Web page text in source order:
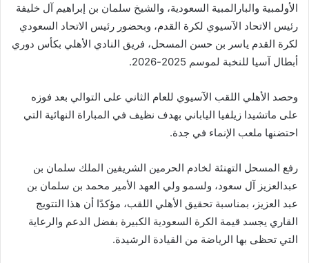
الأولمبية والبارالمبية السعودية، والشيخ سلمان بن إبراهيم آل خليفة
رئيس الاتحاد الآسيوي لكرة القدم، وبحضور رئيس الاتحاد السعودي
لكرة القدم ياسر بن حسن المسحل، فريق النادي الأهلي بكأس دوري
أبطال آسيا للنخبة لموسم 2025-2026.
وحصد الأهلي اللقب الآسيوي للعام الثاني على التوالي بعد فوزه
على ماتشيدا زيلفيا الياباني بهدف نظيف في المباراة النهائية التي
احتضنها ملعب الإنماء في جدة.
رفع المسحل التهنئة لخادم الحرمين الشريفين الملك سلمان بن
عبدالعزيز آل سعود، ولسمو ولي العهد الأمير محمد بن سلمان بن
عبد العزيز، بمناسبة تحقيق الأهلي اللقب، مؤكدًا أن هذا التتويج
القاري يجسد قيمة الكرة السعودية الكبيرة بفضل الدعم والرعاية
التي تحظى بها الرياضة من القيادة الرشيدة.